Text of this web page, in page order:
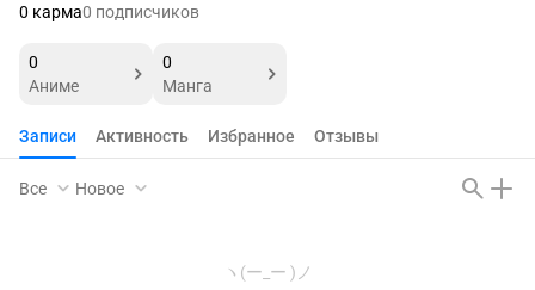
0 карма0 подписчиков
0
Аниме
0
Манга
Записи Активность Избранное Отзывы
Все Новое
ヽ(ー_ー )ノ